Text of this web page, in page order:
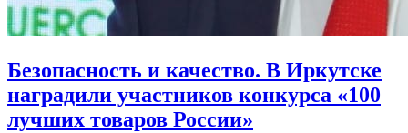
Безопасность и качество. В Иркутске
наградили участников конкурса «100
лучших товаров России»